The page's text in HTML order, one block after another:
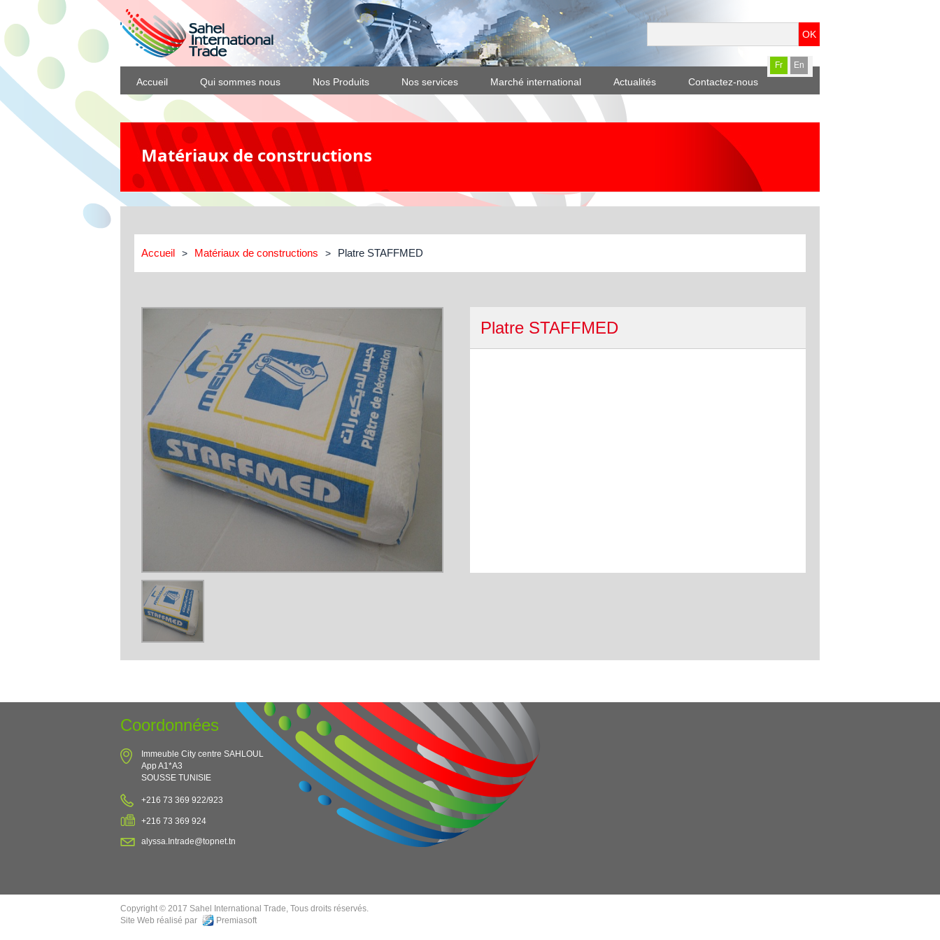
OK
Accueil Qui sommes nous Nos Produits Nos services Marché international Actualités Contactez-nous
Fr En
Matériaux de constructions
Accueil > Matériaux de constructions > Platre STAFFMED
Platre STAFFMED
Coordonnées
Immeuble City centre SAHLOUL
App A1*A3
SOUSSE TUNISIE
+216 73 369 922/923
+216 73 369 924
alyssa.Intrade@topnet.tn
Copyright © 2017 Sahel International Trade, Tous droits réservés.
Site Web réalisé par
Premiasoft